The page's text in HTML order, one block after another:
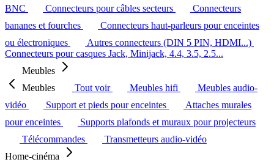
BNC
Connecteurs pour câbles secteurs
Connecteurs
bananes et fourches
Connecteurs haut-parleurs pour enceintes
ou électroniques
Autres connecteurs (DIN 5 PIN, HDMI...)
Connecteurs pour casques Jack, Minijack, 4.4, 3.5, 2.5...
Meubles
Meubles
Tout voir Meubles hifi
Meubles audio-
vidéo
Support et pieds pour enceintes
Attaches murales
pour enceintes
Supports plafonds et muraux pour projecteurs
Télécommandes
Transmetteurs audio-vidéo
Home-cinéma